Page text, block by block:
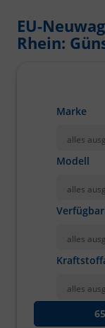
EU-
Rhein:
Marke
alles
Modell
alles
alles
alles